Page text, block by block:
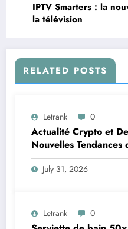
IPTV Smarters : la
la télévision
RELATED POSTS
Letrank 0
Actualité Crypto et
Nouvelles Tendances
Numérique
July 31, 2026
Letrank 0